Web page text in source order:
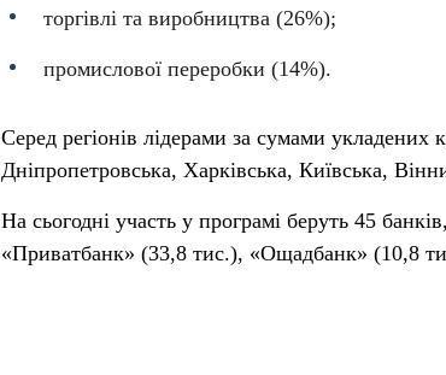
торгівлі та виробництва (26%);
промислової переробки (14%).
Серед регіонів лідерами за сумами укладених
Дніпропетровська, Харківська, Київська,
На сьогодні участь у програмі беруть 45
«Приватбанк» (33,8 тис.), «Ощадбанк» (10,8